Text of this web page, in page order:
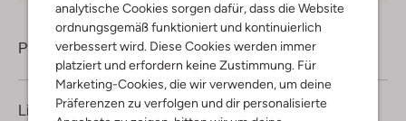
analytische Cookies sorgen dafür, dass die Website
ordnungsgemäß funktioniert und kontinuierlich
verbessert wird. Diese Cookies werden immer
platziert und erfordern keine Zustimmung. Für
Marketing-Cookies, die wir verwenden, um deine
Präferenzen zu verfolgen und dir personalisierte
Produktinformation
Lieferung & Rückgabe